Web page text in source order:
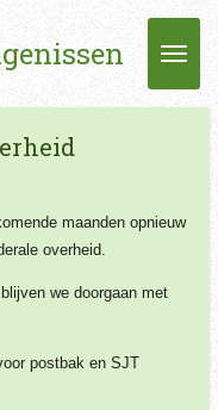
maanden opnieuw
overheid.
we doorgaan met
postbak en SJT